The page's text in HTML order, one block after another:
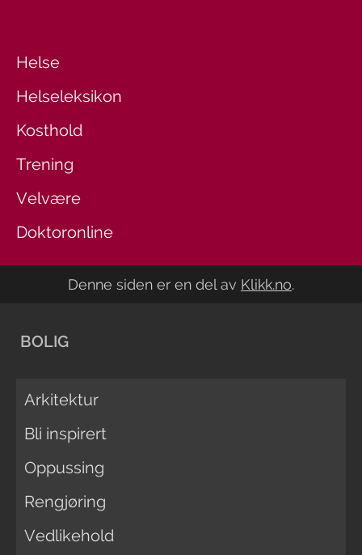
Helse
Helseleksikon
Kosthold
Trening
Velvære
Doktoronline
Denne siden er en del av Klikk.no.
BOLIG
Arkitektur
Bli inspirert
Oppussing
Rengjøring
Vedlikehold